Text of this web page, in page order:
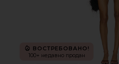
ВОСТРЕБОВАНО!
100+ недавно продан